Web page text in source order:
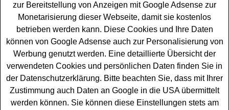
Nordzucker Sweet Family Advents-
Gewinnspiel - goldenen Löffel
gewinnen
Ein schönes Advents-Gewinnspiel hat Nordzucker auf
sweet-family.de gestartet. Jedes Wochenende im Advent
können Sie einen goldenen Löffel im Wert von je1000
Euro gewinnen. Falls Sie bei dem Advents-Gewinnspiel
zur Bereitstellung von Anzeigen mit Google Adsense zur
Monetarisierung dieser Webseite, damit sie kostenlos
betrieben werden kann. Diese Cookies und Ihre Daten
können von Google Adsense auch zur Personalisierung von
Werbung genutzt werden. Eine detaillierte Übersicht der
verwendeten Cookies und persönlichen Daten finden Sie in
der Datenschutzerklärung. Bitte beachten Sie, dass mit Ihrer
Zustimmung auch Daten an Google in die USA übermittelt
werden können. Sie können diese Einstellungen stets am